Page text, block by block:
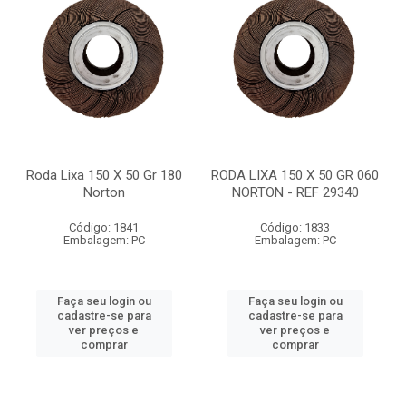
Roda Lixa 150 X 50 Gr 180
Norton
Código: 1841
Embalagem: PC
Faça seu login ou
cadastre-se para
ver preços e
comprar
RODA LIXA 150 X 50 GR 060
NORTON - REF 29340
Código: 1833
Embalagem: PC
Faça seu login ou
cadastre-se para
ver preços e
comprar